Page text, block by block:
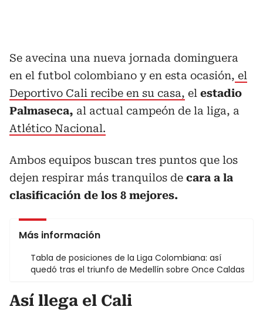
Se avecina una nueva jornada dominguera
en el futbol colombiano y en esta ocasión, el
Deportivo Cali recibe en su casa, el estadio
Palmaseca, al actual campeón de la liga, a
Atlético Nacional.
Ambos equipos buscan tres puntos que los
dejen respirar más tranquilos de cara a la
clasificación de los 8 mejores.
Más información
Tabla de posiciones de la Liga Colombiana: así
quedó tras el triunfo de Medellín sobre Once Caldas
Así llega el Cali